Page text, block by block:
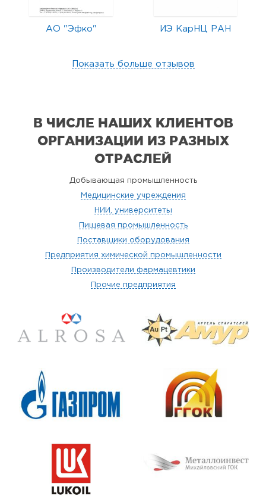
АО "Эфко" ИЭ КарНЦ РАН
Показать больше отзывов
В ЧИСЛЕ НАШИХ КЛИЕНТОВ
ОРГАНИЗАЦИИ ИЗ РАЗНЫХ
ОТРАСЛЕЙ
Добывающая промышленность
Медицинские учреждения
НИИ, университеты
Пищевая промышленность
Поставщики оборудования
Предприятия химической промышленности
Производители фармацевтики
Прочие предприятия